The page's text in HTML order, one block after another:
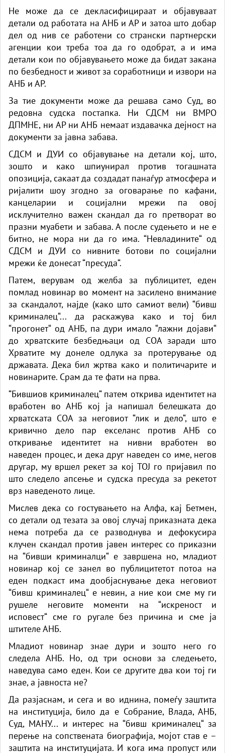
Не може да се декласифицираат и објавуваат
детали од работата на АНБ и АР и затоа што добар
дел од нив се работени со странски партнерски
агенции кои треба тоа да го одобрат, а и има
детали кои по објавувањето може да бидат закана
по безбедност и живот за соработници и извори на
АНБ и АР.
За тие документи може да решава само Суд, во
редовна судска постапка. Ни СДСМ ни ВМРО
ДПМНЕ, ни АР ни АНБ немаат издавачка дејност на
документи за јавна забава.
СДСМ и ДУИ со објавување на детали кој, што,
зошто и како шпиунирал против тогашната
опозиција, сакаат да создадат панаѓур атмосфера и
ријалити шоу згодно за оговарање по кафани,
канцеларии и социјални мрежи па овој
исклучително важен скандал да го претворат во
празни муабети и забава. А после судењето и не е
битно, не мора ни да го има. “Невладините“ од
СДСМ и ДУИ со нивните ботови по социјални
мрежи ќе донесат “пресуда“.
Патем, верувам од желба за публицитет, еден
помлад новинар во момент на засилено внимание
за скандалот, најде (како што самиот вели) “бивш
криминалец“... да раскажува како и тој бил
“прогонет“ од АНБ, па дури имало “лажни дојави“
до хрватските безбедњаци од СОА заради што
Хрватите му донеле одлука за протерување од
државата. Дека бил жртва како и политичарите и
новинарите. Срам да те фати на прва.
“Бившиов криминалец“ патем открива идентитет на
вработен во АНБ кој ја напишал белешката до
хрватската СОА за неговиот “лик и дело“, што е
кривично дело пар екселанс против АНБ со
откривање идентитет на нивни вработен во
наведен процес, и дека друг наведен со име, негов
другар, му вршел рекет за кој ТОЈ го пријавил по
што следело апсење и судска пресуда за рекетот
врз наведеното лице.
Мислев дека со гостувањето на Алфа, кај Бетмен,
со детали од тезата за овој случај приказната дека
нема потреба да се разводнува и дефокусира
клучен скандал против јавен интерес со приказни
на “бивши криминалци“ е завршена но, младиот
новинар кој се занел во публицитетот потоа на
еден подкаст има дообјаснување дека неговиот
“бивш криминалец“ е невин, а ние кои сме му ги
рушеле неговите моменти на “искреност и
исповест“ сме го ругале без причина и сме ја
штителе АНБ.
Младиот новинар знае дури и зошто него го
следела АНБ. Но, од три основи за следењето,
наведува само еден. Кои се другите два кои тој ги
знае, а јавноста не?
Да разјаснам, и сега и во иднина, помеѓу заштита
на институција, било да е Собрание, Влада, АНБ,
Суд, МАНУ... и интерес на “бивш криминалец“ за
перење на сопствената биографија, мојот став е –
заштита на институцијата. И кога има пропуст или